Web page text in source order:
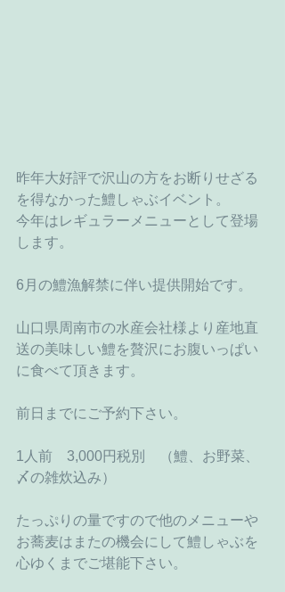
昨年大好評で沢山の方をお断りせざる
を得なかった鱧しゃぶイベント。
今年はレギュラーメニューとして登場
します。
6月の鱧漁解禁に伴い提供開始です。
山口県周南市の水産会社様より産地直
送の美味しい鱧を贅沢にお腹いっぱい
に食べて頂きます。
前日までにご予約下さい。
1人前　3,000円税別　（鱧、お野菜、
〆の雑炊込み）
たっぷりの量ですので他のメニューや
お蕎麦はまたの機会にして鱧しゃぶを
心ゆくまでご堪能下さい。